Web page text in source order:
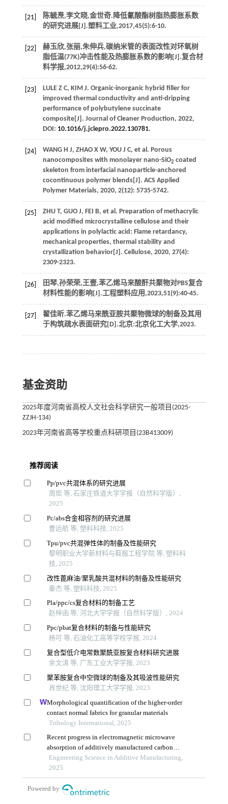
[21]
陈毓焘,李文晓,金世奇.降低氰酸酯树脂热膨胀系数
的研究进展[J].塑料工业,2017,45(5):6-10.
[22]
赫玉欣,张丽,朱伸兵,碳纳米管的表面改性对环氧树
脂低温(77K)冲击性能及热膨胀系数的影响[J].复合材
料学报,2012,29(4):56-62.
[23] LULE Z C, KIM J. Organic-inorganic hybrid filler for
improved thermal conductivity and anti-dripping
performance of polybutylene succinate
composite[J]. Journal of Cleaner Production, 2022,
DOI: 10.1016/j.jclepro.2022.130781.
[24] WANG H J, ZHAO X W, YOU J C, et al. Porous
nanocomposites with monolayer nano-SiO2 coated
skeleton from interfacial nanoparticle-anchored
cocontinuous polymer blends[J]. ACS Applied
Polymer Materials, 2020, 2(12): 5735-5742.
[25] ZHU T, GUO J, FEI B, et al. Preparation of methacrylic
acid modified microcrystalline cellulose and their
applications in polylactic acid: Flame retardancy,
mechanical properties, thermal stability and
crystallization behavior[J]. Cellulose, 2020, 27(4):
2309-2323.
[26]
田琴,孙荣荣,王壹,苯乙烯马来酸酐共聚物对PBS复合
材料性能的影响[J].工程塑料应用 ,2023,51(9):40-45.
[27]
翟佳昕.苯乙烯马来酰亚胺共聚物微球的制备及其用
于构筑疏水表面研究[D].北京:北京化工大学,2023.
基金资助
2025年度河南省高校人文社会科学研究一般项目(2025-
ZZJH-134)
2023年河南省高等学校重点科研项目(23B413009)